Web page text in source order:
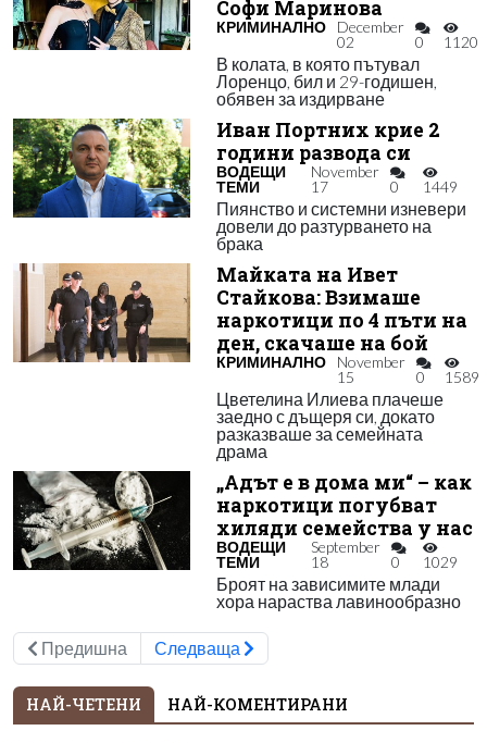
Софи Маринова
КРИМИНАЛНО
December
02
0 1120
В колата, в която пътувал
Лоренцо, бил и 29-годишен,
обявен за издирване
Иван Портних крие 2
години развода си
ВОДЕЩИ
ТЕМИ
November
17
0 1449
Пиянство и системни изневери
довели до разтурването на
брака
Майката на Ивет
Стайкова: Взимаше
наркотици по 4 пъти на
ден, скачаше на бой
КРИМИНАЛНО
November
15
0 1589
Цветелина Илиева плачеше
заедно с дъщеря си, докато
разказваше за семейната
драма
„Адът е в дома ми“ – как
наркотици погубват
хиляди семейства у нас
ВОДЕЩИ
ТЕМИ
September
18
0 1029
Броят на зависимите млади
хора нараства лавинообразно
Предишна Следваща
НАЙ-ЧЕТЕНИ НАЙ-КОМЕНТИРАНИ